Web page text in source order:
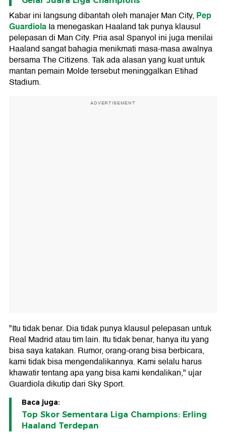
Kabar ini langsung dibantah oleh manajer Man City, Pep
GuardiolaIa menegaskan Haaland tak punya klausul
pelepasan di Man City. Pria asal Spanyol ini juga menilai
Haaland sangat bahagia menikmati masa-masa awalnya
bersama The Citizens. Tak ada alasan yang kuat untuk
mantan pemain Molde tersebut meninggalkan Etihad
Stadium.
ADVERTISEMENT
"Itu tidak benar. Dia tidak punya klausul pelepasan untuk
Real Madrid atau tim lain. Itu tidak benar, hanya itu yang
bisa saya katakan. Rumor, orang-orang bisa berbicara,
kami tidak bisa mengendalikannya. Kami selalu harus
khawatir tentang apa yang bisa kami kendalikan," ujar
Guardiola dikutip dari Sky Sport.
Baca juga:
Top Skor Sementara Liga Champions: Erling
Haaland Terdepan